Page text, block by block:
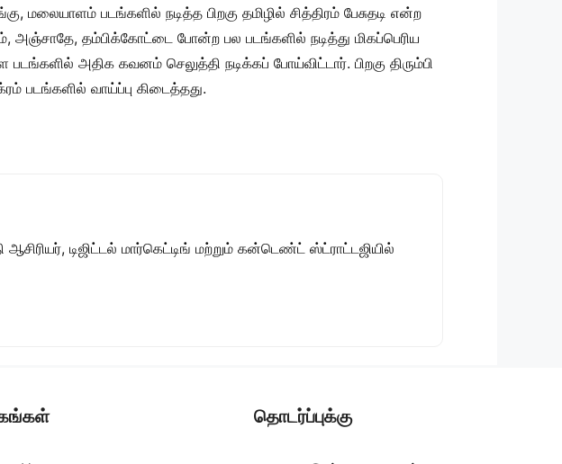
படங்களில் நடித்த பிறகு தமிழில் சித்திரம் பேசுதடி என்ற
அஞ்சாதே, தம்பிக்கோட்டை போன்ற பல படங்களில் நடித்து மிகப்பெரிய
அதிக கவனம் செலுத்தி நடிக்கப் போய்விட்டார். பிறகு திரும்பி
படங்களில் வாய்ப்பு கிடைத்தது.
டிஜிட்டல் மார்கெட்டிங் மற்றும் கன்டெண்ட் ஸ்ட்ராட்டஜியில்
தொடர்ப்புக்கு